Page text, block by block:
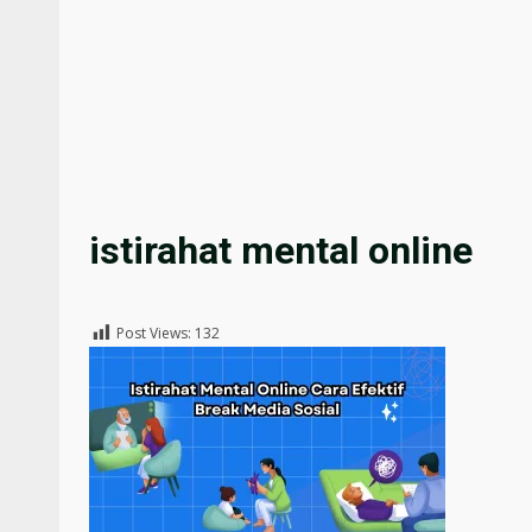
istirahat mental online
Post Views: 132